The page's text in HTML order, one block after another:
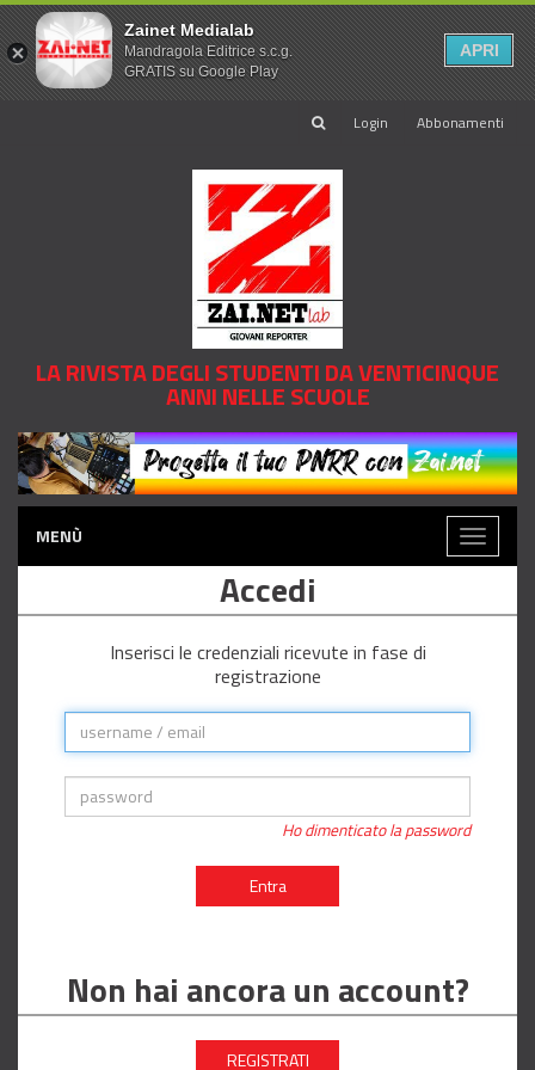
Login Abbonamenti
LA RIVISTA DEGLI STUDENTI DA VENTICINQUE
ANNI NELLE SCUOLE
MENÙ
Toggle
Accedi
Inserisci le credenziali ricevute in fase di
registrazione
Ho dimenticato la password
Entra
Non hai ancora un account?
REGISTRATI
Zainet Medialab
Mandragola Editrice s.c.g.
GRATIS su Google Play
APRI